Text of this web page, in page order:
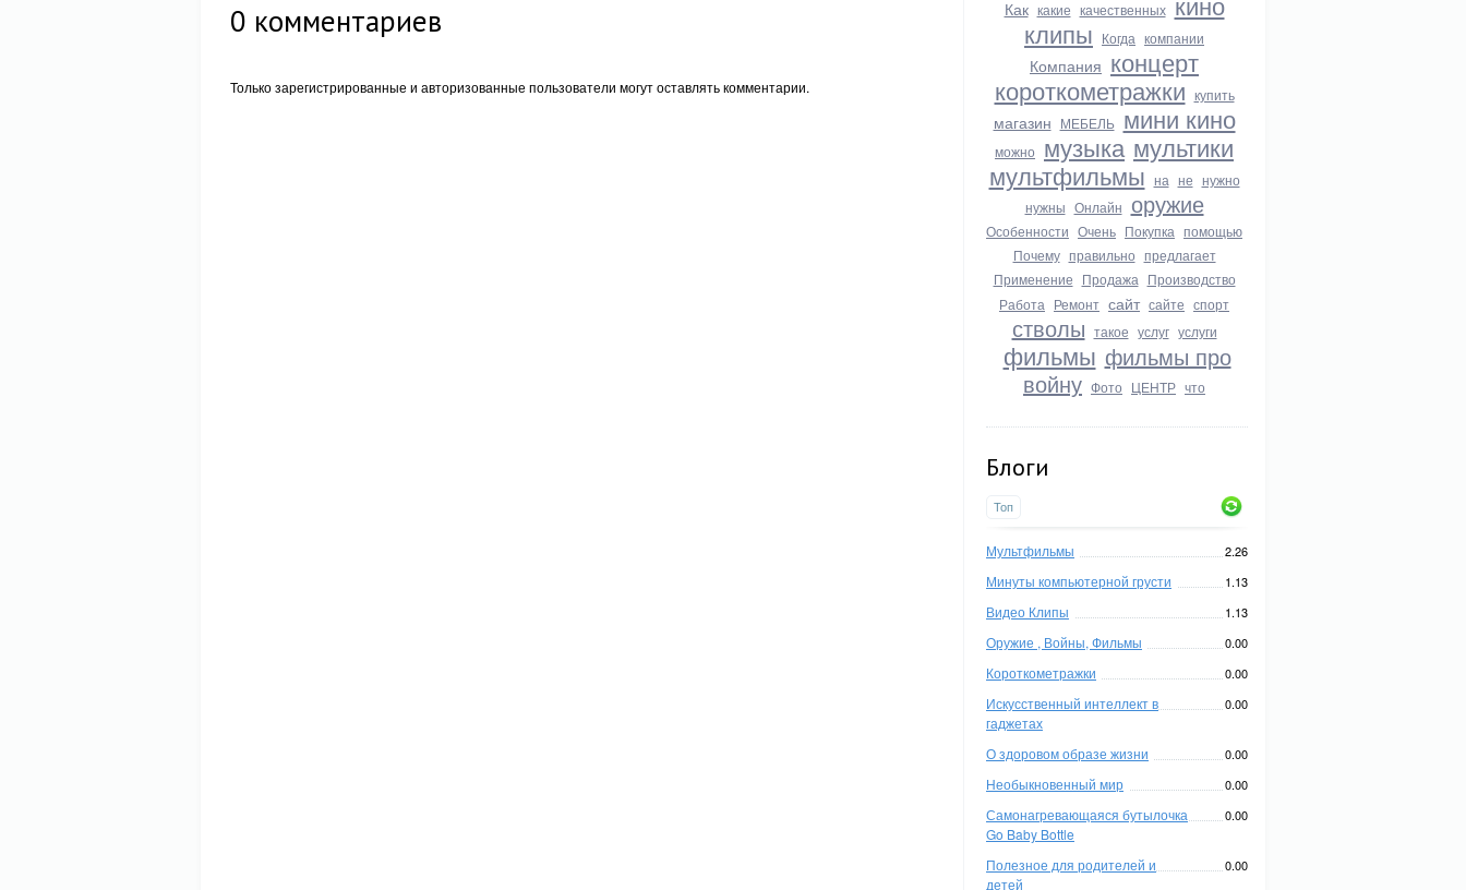
Как какие качественных
клипы Когда компании
Компания концерт
короткометражки купить
магазин МЕБЕЛЬ мини кино
можно музыка мультики
мультфильмы на не нужно
нужны Онлайн оружие
Особенности Очень Покупка помощью
Почему правильно предлагает
Применение Продажа Производство
Работа Ремонт сайт сайте спорт
стволы такое услуг услуги
фильмы фильмы про
войну Фото ЦЕНТР что
Блоги
Топ
Мультфильмы 2.26
Минуты компьютерной грусти 1.13
Видео Клипы 1.13
Оружие , Войны, Фильмы 0.00
Короткометражки 0.00
Искусственный интеллект в
гаджетах
0.00
О здоровом образе жизни 0.00
Необыкновенный мир 0.00
Самонагревающаяся бутылочка
Go Baby Bottle
0.00
Полезное для родителей и
детей
0.00
0 комментариев
Только зарегистрированные и авторизованные пользователи могут оставлять комментарии.